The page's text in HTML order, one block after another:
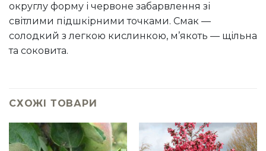
округлу форму і червоне забарвлення зі
світлими підшкірними точками. Смак —
солодкий з легкою кислинкою, м’якоть — щільна
та соковита.
СХОЖІ ТОВАРИ